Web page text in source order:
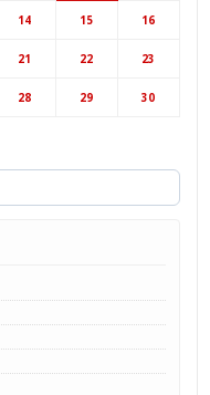
14 15 16
21 22 23
28 29 30